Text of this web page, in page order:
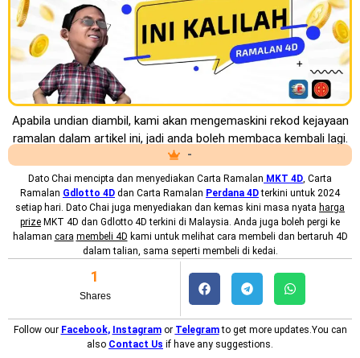
Apabila undian diambil, kami akan mengemaskini rekod kejayaan
ramalan dalam artikel ini, jadi anda boleh membaca kembali lagi.
-
Dato Chai mencipta dan menyediakan Carta Ramalan MKT 4D, Carta
Ramalan Gdlotto 4D dan Carta Ramalan Perdana 4Dterkini untuk 2024
setiap hari. Dato Chai juga menyediakan dan kemas kini masa nyata harga
prize MKT 4D dan Gdlotto 4D terkini di Malaysia. Anda juga boleh pergi ke
halaman cara membeli 4D kami untuk melihat cara membeli dan bertaruh 4D
dalam talian, sama seperti membeli di kedai.
Shares
1
Follow our Facebook, Instagramor Telegramto get more updates.You can
also Contact Us if have any suggestions.